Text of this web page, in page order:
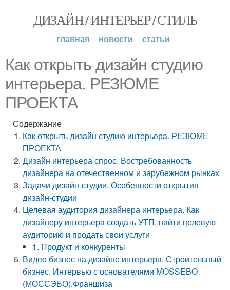
ДИЗАЙН / ИНТЕРЬЕР / СТИЛЬ
главная новости статьи
Как открыть дизайн студию
интерьера. РЕЗЮМЕ
ПРОЕКТА
Содержание
Как открыть дизайн студию интерьера. РЕЗЮМЕ
ПРОЕКТА
Дизайн интерьера спрос. Востребованность
дизайнера на отечественном и зарубежном рынках
Задачи дизайн-студии. Особенности открытия
дизайн-студии
Целевая аудитория дизайнера интерьера. Как
дизайнеру интерьера создать УТП, найти целевую
аудиторию и продать свои услуги
1. Продукт и конкуренты
Видео бизнес на дизайне интерьера. Строительный
бизнес. Интервью с основателями MOSSEBO
(МОССЭБО).Франшиза